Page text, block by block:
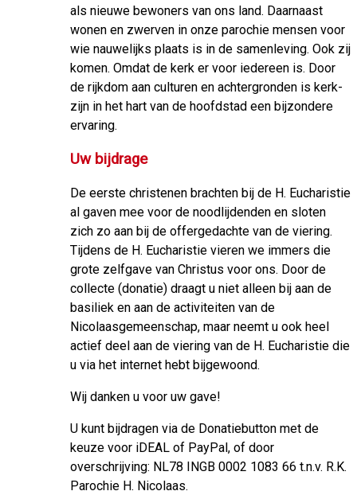
als nieuwe bewoners van ons land. Daarnaast
wonen en zwerven in onze parochie mensen voor
wie nauwelijks plaats is in de samenleving. Ook zij
komen. Omdat de kerk er voor iedereen is. Door
de rijkdom aan culturen en achtergronden is kerk-
zijn in het hart van de hoofdstad een bijzondere
ervaring.
Uw bijdrage
De eerste christenen brachten bij de H. Eucharistie
al gaven mee voor de noodlijdenden en sloten
zich zo aan bij de offergedachte van de viering.
Tijdens de H. Eucharistie vieren we immers die
grote zelfgave van Christus voor ons. Door de
collecte (donatie) draagt u niet alleen bij aan de
basiliek en aan de activiteiten van de
Nicolaasgemeenschap, maar neemt u ook heel
actief deel aan de viering van de H. Eucharistie die
u via het internet hebt bijgewoond.
Wij danken u voor uw gave!
U kunt bijdragen via de Donatiebutton met de
keuze voor iDEAL of PayPal, of door
overschrijving: NL78 INGB 0002 1083 66 t.n.v. R.K.
Parochie H. Nicolaas.